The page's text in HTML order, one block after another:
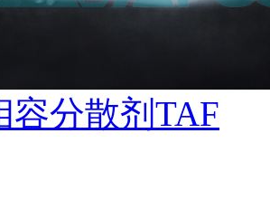
容分散剂TAF